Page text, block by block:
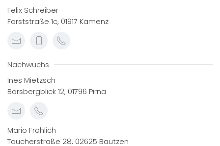
Felix Schreiber
Forststraße 1c, 01917 Kamenz
Nachwuchs
Ines Mietzsch
Borsbergblick 12, 01796 Pirna
Mario Fröhlich
Taucherstraße 28, 02625 Bautzen